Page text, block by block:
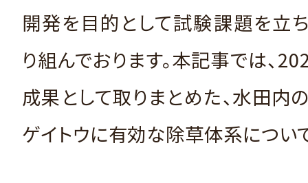
開発を目的として試験課題を立
り組んでおります。本記事では、
成果として取りまとめた、水田内
ゲイトウに有効な除草体系につい